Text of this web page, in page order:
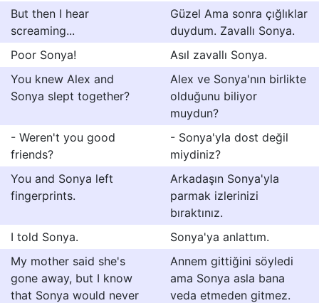
But then I hear
screaming...
Güzel Ama sonra çığlıklar
duydum. Zavallı Sonya.
Poor Sonya!
Asıl zavallı Sonya.
You knew Alex and
Sonya slept together?
Alex ve Sonya'nın birlikte
olduğunu biliyor
muydun?
- Weren't you good
friends?
- Sonya'yla dost değil
miydiniz?
You and Sonya left
fingerprints.
Arkadaşın Sonya'yla
parmak izlerinizi
bıraktınız.
I told Sonya.
Sonya'ya anlattım.
My mother said she's
gone away, but I know
that Sonya would never
Annem gittiğini söyledi
ama Sonya asla bana
veda etmeden gitmez.